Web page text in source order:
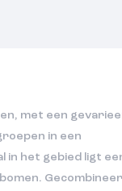
met een
in een
het gebied ligt